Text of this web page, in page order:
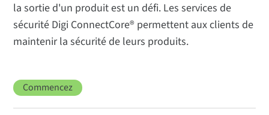
la sortie d'un produit est un défi. Les services de
sécurité Digi ConnectCore® permettent aux clients de
maintenir la sécurité de leurs produits.
Commencez